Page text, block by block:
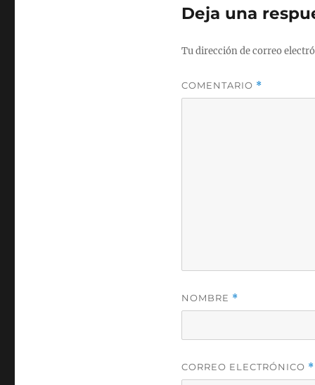
Deja una
Tu dirección de correo
COMENTARIO *
NOMBRE *
CORREO ELECTRÓNICO *